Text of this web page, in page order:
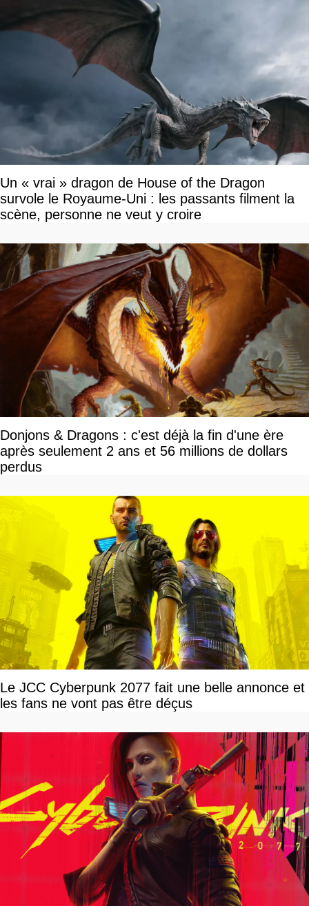
Un « vrai » dragon de House of the Dragon
survole le Royaume-Uni : les passants filment la
scène, personne ne veut y croire
Donjons & Dragons : c'est déjà la fin d'une ère
après seulement 2 ans et 56 millions de dollars
perdus
Le JCC Cyberpunk 2077 fait une belle annonce et
les fans ne vont pas être déçus